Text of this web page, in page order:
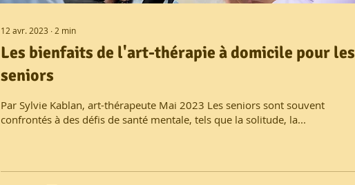
12 avr. 2023 ∙ 2 min
Les bienfaits de l'art-thérapie à domicile pour les
seniors
Par Sylvie Kablan, art-thérapeute Mai 2023 Les seniors sont souvent
confrontés à des défis de santé mentale, tels que la solitude, la...